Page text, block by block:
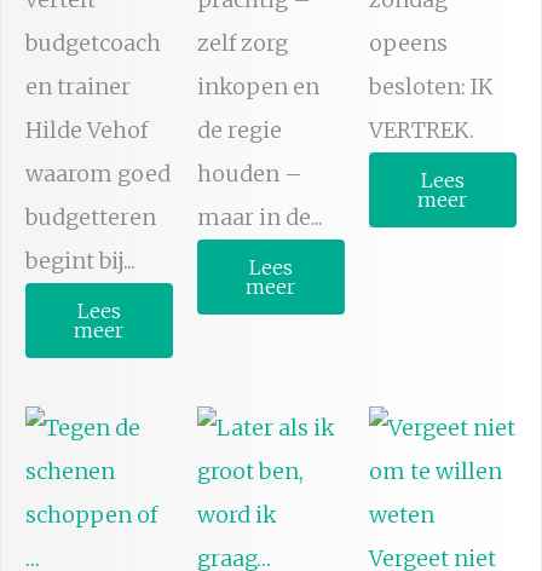
budgetcoach
en trainer
Hilde Vehof
waarom goed
budgetteren
begint bij...
Lees
meer
zelf zorg
inkopen en
de regie
houden –
maar in de...
Lees
meer
opeens
besloten: IK
VERTREK.
Lees
meer
Vergeet niet